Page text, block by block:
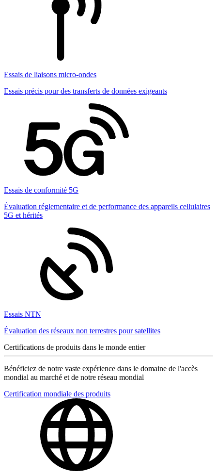
Essais de liaisons micro-ondes
Essais précis pour des transferts de données exigeants
Essais de conformité 5G
Évaluation réglementaire et de performance des appareils cellulaires
5G et hérités
Essais NTN
Évaluation des réseaux non terrestres pour satellites
Certifications de produits dans le monde entier
Bénéficiez de notre vaste expérience dans le domaine de l'accès
mondial au marché et de notre réseau mondial
Certification mondiale des produits